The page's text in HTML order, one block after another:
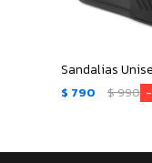
$ 790 $990